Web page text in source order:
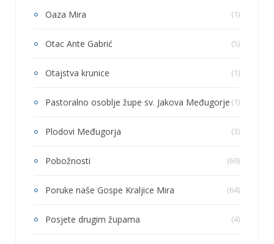
Oaza Mira (1)
Otac Ante Gabrić (5)
Otajstva krunice (1)
Pastoralno osoblje župe sv. Jakova Međugorje (1)
Plodovi Međugorja (3)
Pobožnosti (69)
Poruke naše Gospe Kraljice Mira (64)
Posjete drugim župama (4)